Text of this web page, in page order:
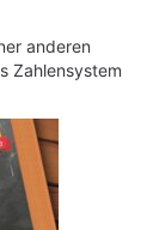
anderen
Zahlensystem